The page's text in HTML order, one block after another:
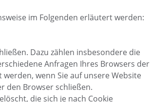
im Folgenden erläutert werden:
Dazu zählen insbesondere die
Anfragen Ihres Browsers der
wenn Sie auf unsere Website
den Browser schließen.
die sich je nach Cookie